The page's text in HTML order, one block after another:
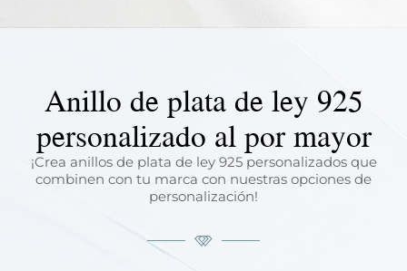
Anillo de plata de ley 925
personalizado al por mayor
¡Crea anillos de plata de ley 925 personalizados que
combinen con tu marca con nuestras opciones de
personalización!